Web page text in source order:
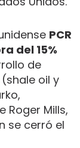
PCR
del 15%
de
oil y
Roger Mills,
se cerró el